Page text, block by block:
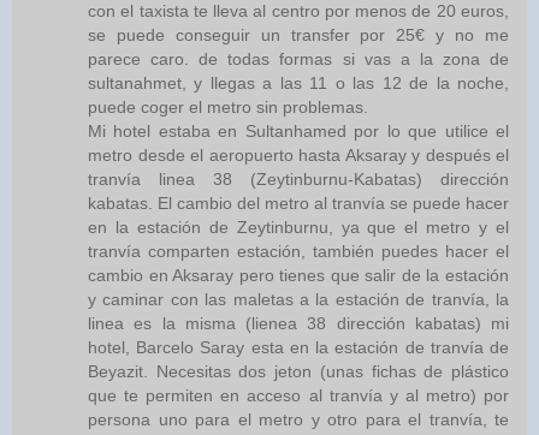
con el taxista te lleva al centro por menos de 20 euros,
se puede conseguir un transfer por 25€ y no me
parece caro. de todas formas si vas a la zona de
sultanahmet, y llegas a las 11 o las 12 de la noche,
puede coger el metro sin problemas.
Mi hotel estaba en Sultanhamed por lo que utilice el
metro desde el aeropuerto hasta Aksaray y después el
tranvía linea 38 (Zeytinburnu-Kabatas) dirección
kabatas. El cambio del metro al tranvía se puede hacer
en la estación de Zeytinburnu, ya que el metro y el
tranvía comparten estación, también puedes hacer el
cambio en Aksaray pero tienes que salir de la estación
y caminar con las maletas a la estación de tranvía, la
linea es la misma (lienea 38 dirección kabatas) mi
hotel, Barcelo Saray esta en la estación de tranvía de
Beyazit. Necesitas dos jeton (unas fichas de plástico
que te permiten en acceso al tranvía y al metro) por
persona uno para el metro y otro para el tranvía, te